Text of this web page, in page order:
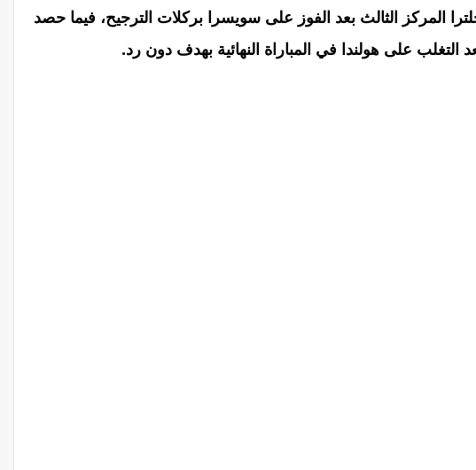
إنجلترا المركز الثالث بعد الفوز على سويسرا بركلات الترجيح، فيما حصد
التغلب على هولندا في المباراة النهائية بهدف دون رد.